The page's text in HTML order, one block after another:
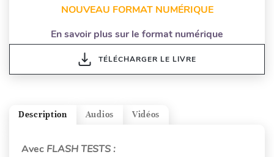
NOUVEAU FORMAT NUMÉRIQUE
En savoir plus sur le format numérique
TÉLÉCHARGER LE LIVRE
Vidéos
Audios
Description
Avec FLASH TESTS :